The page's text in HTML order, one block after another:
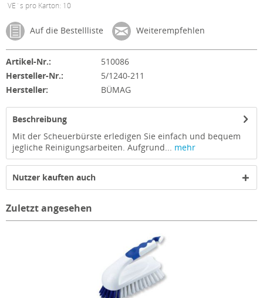
VE´s pro Karton: 10
Auf die Bestellliste Weiterempfehlen
Artikel-Nr.:
510086
Hersteller-Nr.:
5/1240-211
Hersteller:
BÜMAG
Beschreibung
Mit der Scheuerbürste erledigen Sie einfach und bequem
jegliche Reinigungsarbeiten. Aufgrund... mehr
Nutzer kauften auch
Zuletzt angesehen